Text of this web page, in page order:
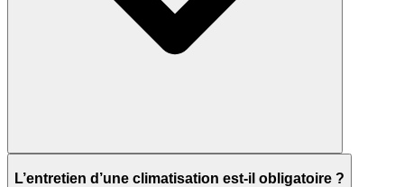
L’entretien d’une climatisation est-il obligatoire ?